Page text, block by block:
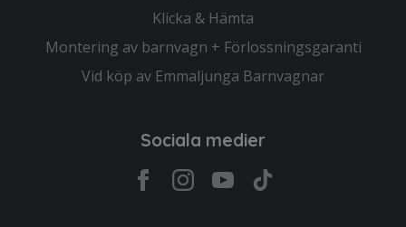
Klicka & Hämta
Montering av barnvagn + Förlossningsgaranti
Vid köp av Emmaljunga Barnvagnar
Sociala medier